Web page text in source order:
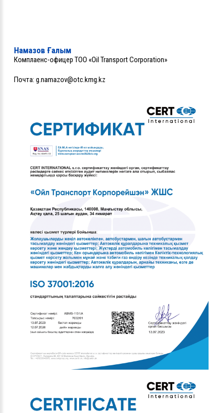
Намазов Ғалым
Комплаенс-офицер ТОО «Oil Transport Corporation»
Почта: g.namazov@otc.kmg.kz